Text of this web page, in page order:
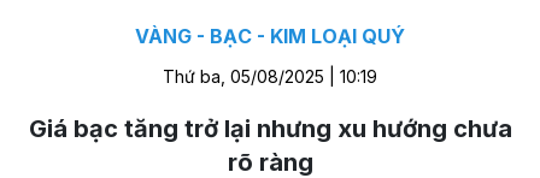
VÀNG - BẠC - KIM LOẠI QUÝ
Thứ ba, 05/08/2025 | 10:19
Giá bạc tăng trở lại nhưng xu hướng chưa
rõ ràng